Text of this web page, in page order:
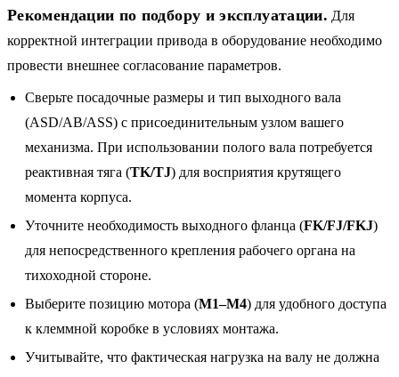
Рекомендации по подбору и эксплуатации. Для
корректной интеграции привода в оборудование необходимо
провести внешнее согласование параметров.
Сверьте посадочные размеры и тип выходного вала
(ASD/AB/ASS) с присоединительным узлом вашего
механизма. При использовании полого вала потребуется
реактивная тяга (TK/TJ) для восприятия крутящего
момента корпуса.
Уточните необходимость выходного фланца (FK/FJ/FKJ)
для непосредственного крепления рабочего органа на
тихоходной стороне.
Выберите позицию мотора (M1–M4) для удобного доступа
к клеммной коробке в условиях монтажа.
Учитывайте, что фактическая нагрузка на валу не должна